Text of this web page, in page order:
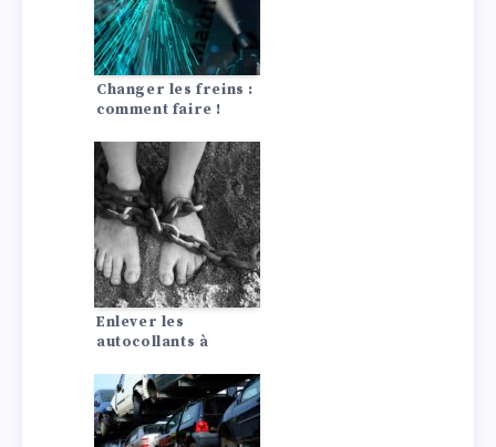
Changer les freins :
comment faire !
Enlever les
autocollants à
l’extérieur de la
voiture
(carrosserie et
vitres)